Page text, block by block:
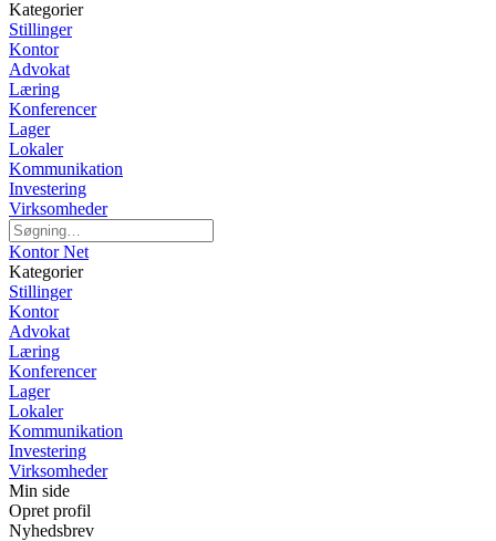
Kategorier
Stillinger
Kontor
Advokat
Læring
Konferencer
Lager
Lokaler
Kommunikation
Investering
Virksomheder
Kontor Net
Kategorier
Stillinger
Kontor
Advokat
Læring
Konferencer
Lager
Lokaler
Kommunikation
Investering
Virksomheder
Min side
Opret profil
Nyhedsbrev